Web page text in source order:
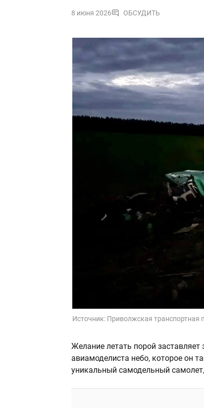
8 июня 2026 ОБСУДИТЬ
Источник: Приволжская транспортная
Желание летать порой
авиамоделиста небо, которое он
уникальный самодельный